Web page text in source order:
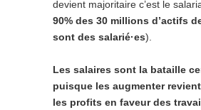
devient majoritaire c’est le
90% des 30 millions d’actifs
sont des salarié·es).
Les salaires sont la bataille
puisque les augmenter
les profits en faveur des